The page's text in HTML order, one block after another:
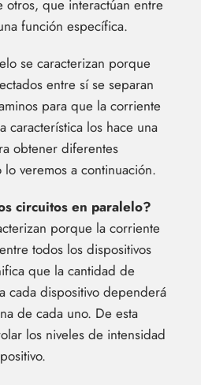
otros, que interactúan entre
función específica.
se caracterizan porque
entre sí se separan
para que la corriente
característica los hace una
obtener diferentes
veremos a continuación.
circuitos en paralelo?
porque la corriente
todos los dispositivos
que la cantidad de
cada dispositivo dependerá
de cada uno. De esta
los niveles de intensidad